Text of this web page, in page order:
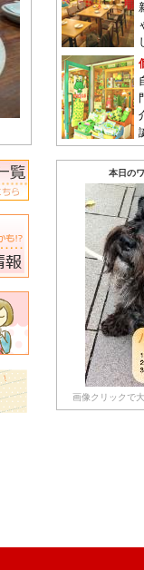
本日の
画像クリックで